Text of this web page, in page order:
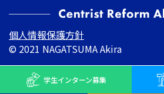
個人情報保護方針
© 2021 NAGATSUMA Akira
学生インターン募集